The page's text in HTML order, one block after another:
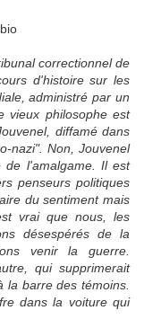
correctionnel de
d'histoire sur les
administré par un
vieux philosophe est
diffamé dans
nazi". Non, Jouvenel
l'amalgame. Il est
penseurs politiques
du sentiment mais
vrai que nous, les
désespérés de la
venir la guerre.
qui supprimerait
la barre des témoins.
dans la voiture qui